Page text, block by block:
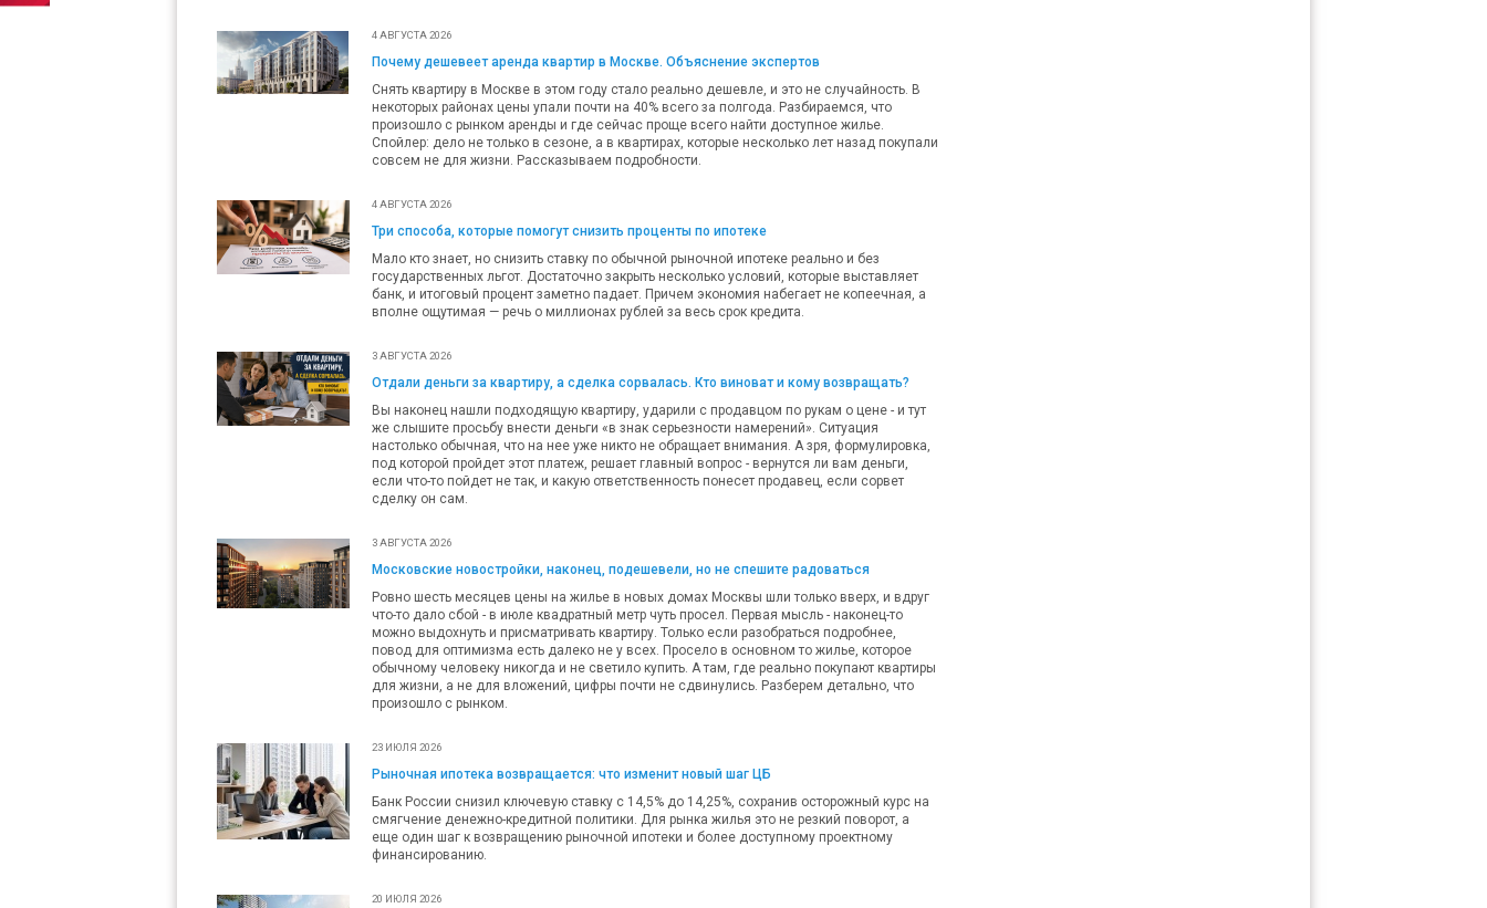
4 АВГУСТА 2026
Почему дешевеет аренда квартир в Москве. Объяснение экспертов
Снять квартиру в Москве в этом году стало реально дешевле, и это не случайность. В
некоторых районах цены упали почти на 40% всего за полгода. Разбираемся, что
произошло с рынком аренды и где сейчас проще всего найти доступное жилье.
Спойлер: дело не только в сезоне, а в квартирах, которые несколько лет назад покупали
совсем не для жизни. Рассказываем подробности.
4 АВГУСТА 2026
Три способа, которые помогут снизить проценты по ипотеке
Мало кто знает, но снизить ставку по обычной рыночной ипотеке реально и без
государственных льгот. Достаточно закрыть несколько условий, которые выставляет
банк, и итоговый процент заметно падает. Причем экономия набегает не копеечная, а
вполне ощутимая — речь о миллионах рублей за весь срок кредита.
3 АВГУСТА 2026
Отдали деньги за квартиру, а сделка сорвалась. Кто виноват и кому возвращать?
Вы наконец нашли подходящую квартиру, ударили с продавцом по рукам о цене - и тут
же слышите просьбу внести деньги «в знак серьезности намерений». Ситуация
настолько обычная, что на нее уже никто не обращает внимания. А зря, формулировка,
под которой пройдет этот платеж, решает главный вопрос - вернутся ли вам деньги,
если что-то пойдет не так, и какую ответственность понесет продавец, если сорвет
сделку он сам.
3 АВГУСТА 2026
Московские новостройки, наконец, подешевели, но не спешите радоваться
Ровно шесть месяцев цены на жилье в новых домах Москвы шли только вверх, и вдруг
что-то дало сбой - в июле квадратный метр чуть просел. Первая мысль - наконец-то
можно выдохнуть и присматривать квартиру. Только если разобраться подробнее,
повод для оптимизма есть далеко не у всех. Просело в основном то жилье, которое
обычному человеку никогда и не светило купить. А там, где реально покупают квартиры
для жизни, а не для вложений, цифры почти не сдвинулись. Разберем детально, что
произошло с рынком.
23 ИЮЛЯ 2026
Рыночная ипотека возвращается: что изменит новый шаг ЦБ
Банк России снизил ключевую ставку с 14,5% до 14,25%, сохранив осторожный курс на
смягчение денежно-кредитной политики. Для рынка жилья это не резкий поворот, а
еще один шаг к возвращению рыночной ипотеки и более доступному проектному
финансированию.
20 ИЮЛЯ 2026